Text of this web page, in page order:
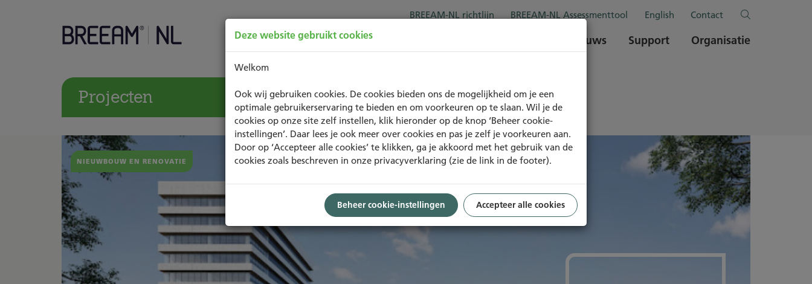
BREEAM-NL richtlijn BREEAM-NL Assessmenttool English Contact
Over BREEAM-NL Nieuws Support Organisatie
Projecten
NIEUWBOUW EN RENOVATIE
Deze website gebruikt cookies
Welkom
Ook wij gebruiken cookies. De cookies bieden ons de mogelijkheid om je een
optimale gebruikerservaring te bieden en om voorkeuren op te slaan. Wil je de
cookies op onze site zelf instellen, klik hieronder op de knop ‘Beheer cookie-
instellingen’. Daar lees je ook meer over cookies en pas je zelf je voorkeuren aan.
Door op ‘Accepteer alle cookies’ te klikken, ga je akkoord met het gebruik van de
cookies zoals beschreven in onze privacyverklaring (zie de link in de footer).
Beheer cookie-instellingen Accepteer alle cookies